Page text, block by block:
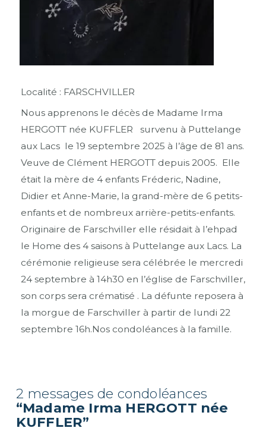
Localité : FARSCHVILLER
Nous apprenons le décès de Madame Irma
HERGOTT née KUFFLER survenu à Puttelange
aux Lacs le 19 septembre 2025 à l’âge de 81 ans.
Veuve de Clément HERGOTT depuis 2005. Elle
était la mère de 4 enfants Fréderic, Nadine,
Didier et Anne-Marie, la grand-mère de 6 petits-
enfants et de nombreux arrière-petits-enfants.
Originaire de Farschviller elle résidait à l’ehpad
le Home des 4 saisons à Puttelange aux Lacs. La
cérémonie religieuse sera célébrée le mercredi
24 septembre à 14h30 en l’église de Farschviller,
son corps sera crématisé . La défunte reposera à
la morgue de Farschviller à partir de lundi 22
septembre 16h.Nos condoléances à la famille.
2 messages de condoléances
“Madame Irma HERGOTT née
KUFFLER”